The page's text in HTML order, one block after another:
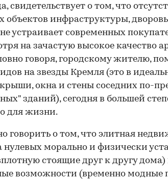
свидетельствует о том, что
объектов инфраструктуры,
устраивает современных
на зачастую высокое качество
говоря, городскому жителю,
на звезды Кремля (это в
окна и стены соседних по-
зданий), сегодня в большей
для жизни.
говорить о том, что элитная
нулевых морально и физически
стоящие друг к другу дома)
возможности (временно модные